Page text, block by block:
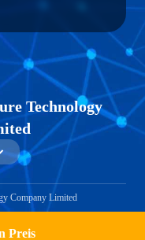
Preis
Technology
Company Limited
Angebot bekommen